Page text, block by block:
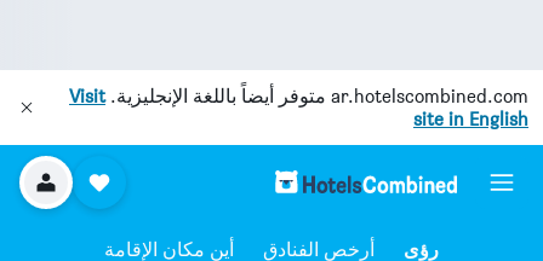
ar.hotelscombined.com متوفر أيضاً باللغة الإنجليزية.Visit
site in English
رؤى أرخص الفنادق أين مكان الإقامة